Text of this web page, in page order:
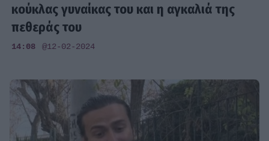
κούκλας γυναίκας του και η αγκαλιά της
πεθεράς του
14:08 @12-02-2024